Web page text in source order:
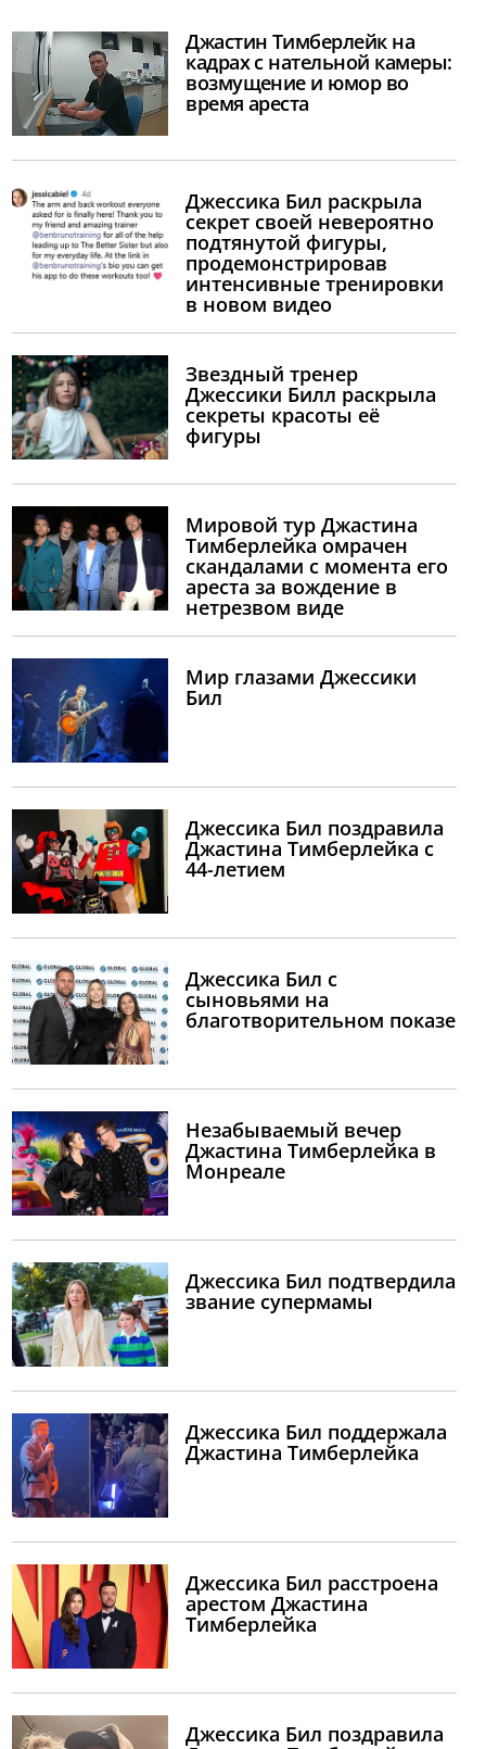
Джастин Тимберлейк на
кадрах с нательной камеры:
возмущение и юмор во
время ареста
Джессика Бил раскрыла
секрет своей невероятно
подтянутой фигуры,
продемонстрировав
интенсивные тренировки
в новом видео
Звездный тренер
Джессики Билл раскрыла
секреты красоты её
фигуры
Мировой тур Джастина
Тимберлейка омрачен
скандалами с момента его
ареста за вождение в
нетрезвом виде
Мир глазами Джессики
Бил
Джессика Бил поздравила
Джастина Тимберлейка с
44-летием
Джессика Бил с
сыновьями на
благотворительном показе
Незабываемый вечер
Джастина Тимберлейка в
Монреале
Джессика Бил подтвердила
звание супермамы
Джессика Бил поддержала
Джастина Тимберлейка
Джессика Бил расстроена
арестом Джастина
Тимберлейка
Джессика Бил поздравила